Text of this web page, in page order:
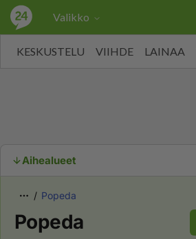
Valikko
KESKUSTELU VIIHDE LAINAA
Aihealueet
Popeda
Popeda